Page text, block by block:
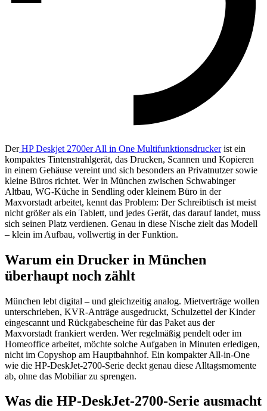
DerHP Deskjet 2700er All in One Multifunktionsdruckerist ein
kompaktes Tintenstrahlgerät, das Drucken, Scannen und Kopieren
in einem Gehäuse vereint und sich besonders an Privatnutzer sowie
kleine Büros richtet. Wer in München zwischen Schwabinger
Altbau, WG-Küche in Sendling oder kleinem Büro in der
Maxvorstadt arbeitet, kennt das Problem: Der Schreibtisch ist meist
nicht größer als ein Tablett, und jedes Gerät, das darauf landet, muss
sich seinen Platz verdienen. Genau in diese Nische zielt das Modell
– klein im Aufbau, vollwertig in der Funktion.
Warum ein Drucker in München
überhaupt noch zählt
München lebt digital – und gleichzeitig analog. Mietverträge wollen
unterschrieben, KVR-Anträge ausgedruckt, Schulzettel der Kinder
eingescannt und Rückgabescheine für das Paket aus der
Maxvorstadt frankiert werden. Wer regelmäßig pendelt oder im
Homeoffice arbeitet, möchte solche Aufgaben in Minuten erledigen,
nicht im Copyshop am Hauptbahnhof. Ein kompakter All-in-One
wie die HP-DeskJet-2700-Serie deckt genau diese Alltagsmomente
ab, ohne das Mobiliar zu sprengen.
Was die HP-DeskJet-2700-Serie ausmacht